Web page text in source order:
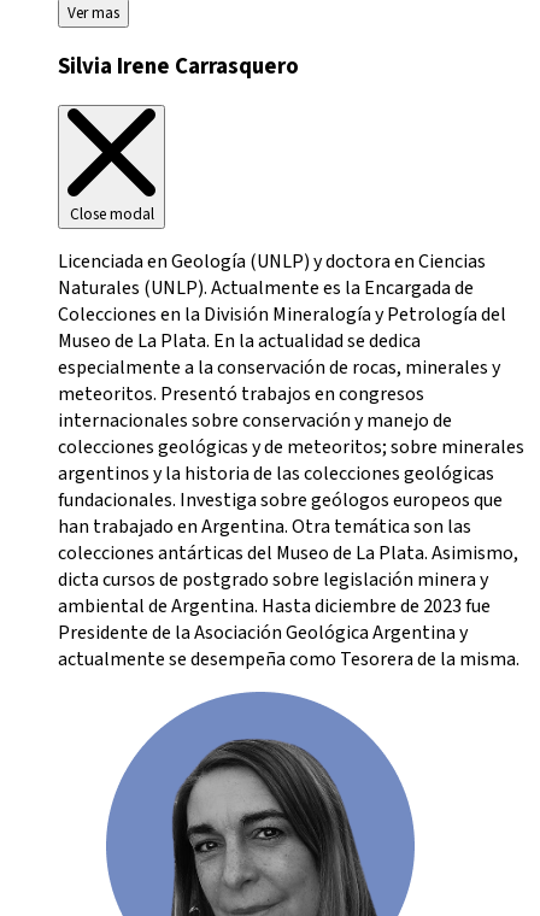
Ver mas
Silvia Irene Carrasquero
Close modal
Licenciada en Geología (UNLP) y doctora en Ciencias
Naturales (UNLP). Actualmente es la Encargada de
Colecciones en la División Mineralogía y Petrología del
Museo de La Plata. En la actualidad se dedica
especialmente a la conservación de rocas, minerales y
meteoritos. Presentó trabajos en congresos
internacionales sobre conservación y manejo de
colecciones geológicas y de meteoritos; sobre minerales
argentinos y la historia de las colecciones geológicas
fundacionales. Investiga sobre geólogos europeos que
han trabajado en Argentina. Otra temática son las
colecciones antárticas del Museo de La Plata. Asimismo,
dicta cursos de postgrado sobre legislación minera y
ambiental de Argentina. Hasta diciembre de 2023 fue
Presidente de la Asociación Geológica Argentina y
actualmente se desempeña como Tesorera de la misma.